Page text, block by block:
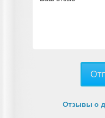
Отзывы о